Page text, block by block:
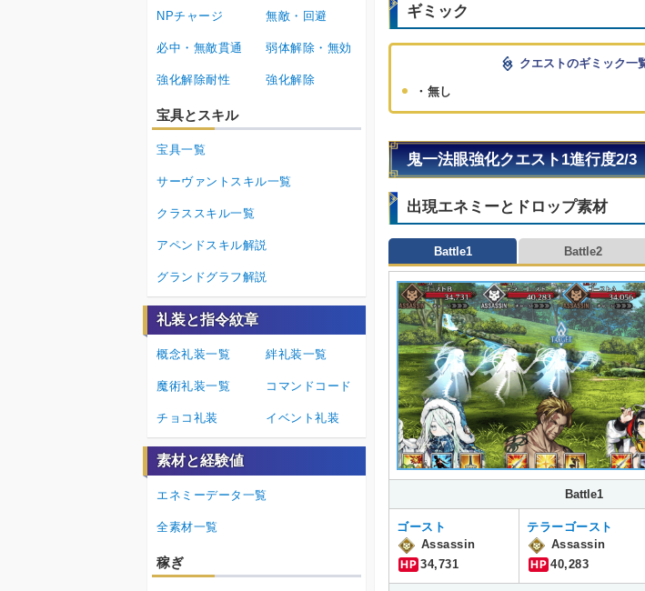
ギミック
クエストのギミック一
・無し
鬼一法眼強化クエスト1進行度2/3
出現エネミーとドロップ素材
Battle1 Battle2
Battle1
ゴースト
Assassin
HP 34,731
テラーゴースト
Assassin
HP 40,283
NPチャージ 無敵・回避
必中・無敵貫通 弱体解除・無効
強化解除耐性 強化解除
宝具とスキル
宝具一覧
サーヴァントスキル一覧
クラススキル一覧
アペンドスキル解説
グランドグラフ解説
礼装と指令紋章
概念礼装一覧 絆礼装一覧
魔術礼装一覧 コマンドコード
チョコ礼装 イベント礼装
素材と経験値
エネミーデータ一覧
全素材一覧
稼ぎ